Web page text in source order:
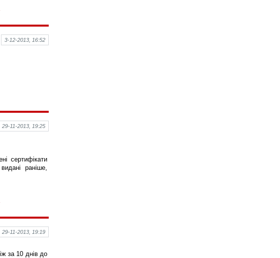
3-12-2013, 16:52
29-11-2013, 19:25
сертифікати
раніше,
29-11-2013, 19:19
за 10 днів до